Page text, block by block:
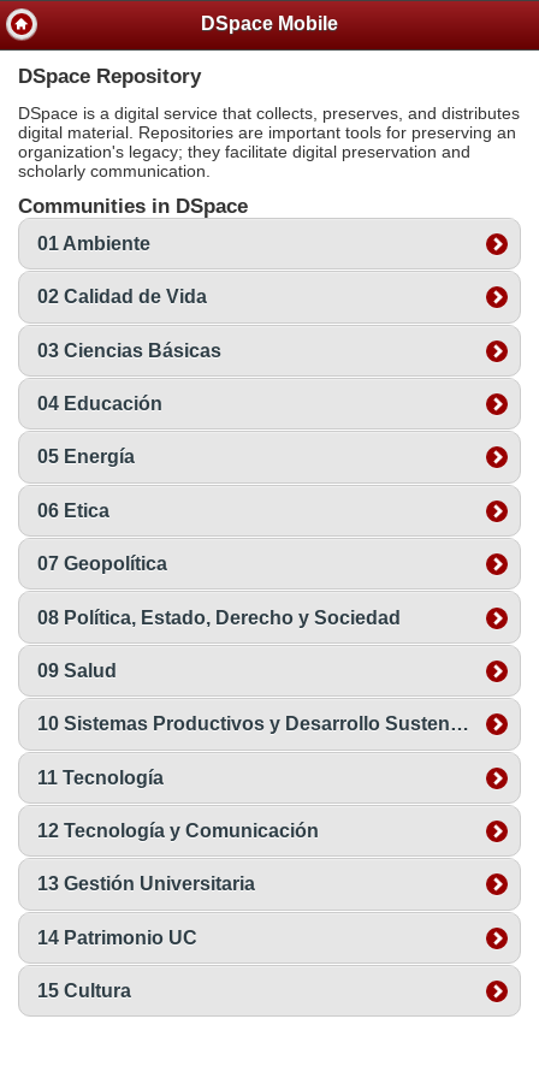
DSpace Mobile
DSpace Repository
DSpace is a digital service that collects, preserves, and distributes
digital material. Repositories are important tools for preserving an
organization's legacy; they facilitate digital preservation and
scholarly communication.
Communities in DSpace
01 Ambiente
02 Calidad de Vida
03 Ciencias Básicas
04 Educación
05 Energía
06 Etica
07 Geopolítica
08 Política, Estado, Derecho y Sociedad
09 Salud
10 Sistemas Productivos y Desarrollo Sustentable
11 Tecnología
12 Tecnología y Comunicación
13 Gestión Universitaria
14 Patrimonio UC
15 Cultura